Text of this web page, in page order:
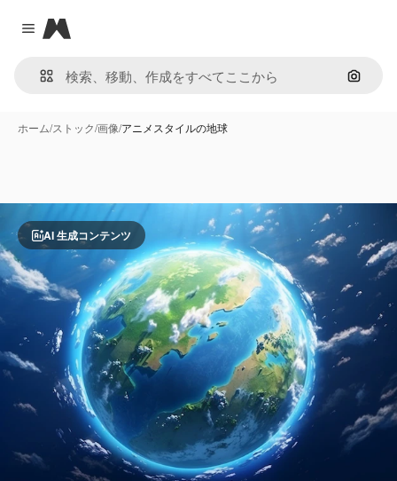
Close menu
Magnific
画像で
ホーム/ストック/画像/アニメスタイルの地球
AI 生成コンテンツ